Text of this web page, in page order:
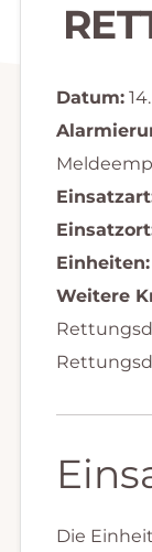
Datum:
Einheiten:
Weitere
Die